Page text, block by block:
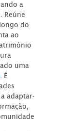
a
Reúne
do
ao
uma
. É
adaptar-